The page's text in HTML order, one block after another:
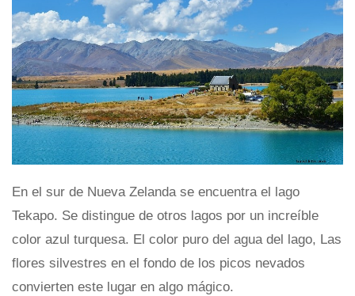
En el sur de Nueva Zelanda se encuentra el lago
Tekapo. Se distingue de otros lagos por un increíble
color azul turquesa. El color puro del agua del lago, Las
flores silvestres en el fondo de los picos nevados
convierten este lugar en algo mágico.